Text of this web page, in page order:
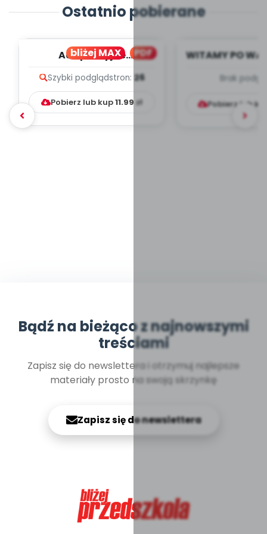
Ostatnio pobierane
bliżej MAX PDF
Adaptacyjne
artykuły
Szybki podglądstron: 26
Pobierz lub kup11.99 zł
WITAMY PO
Brak
Pobierz lub
Bądź na bieżąco z najnowszymi
treściami
Zapisz się do newslettera i otrzymuj najlepsze
materiały prosto na swoją skrzynkę
Zapisz się do newslettera